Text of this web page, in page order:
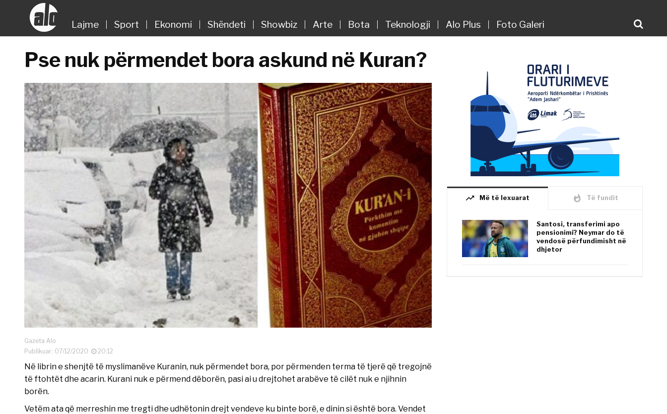
Lajme Sport Ekonomi Shëndeti Showbiz Arte Bota Teknologji Alo Plus Foto Galeri
Pse nuk përmendet bora askund në Kuran?
Gazeta Alo
Publikuar: 07/12/2020
20:12
Në librin e shenjtë të myslimanëve Kuranin, nuk përmendet bora, por përmenden terma të tjerë që tregojnë
të ftohtët dhe acarin. Kurani nuk e përmend dëborën, pasi ai u drejtohet arabëve të cilët nuk e njihnin
borën.
Vetëm ata që merreshin me tregti dhe udhëtonin drejt vendeve ku binte borë, e dinin si është bora. Vendet
trending_up Më të lexuarat whatshot Të fundit
Santosi, transferimi apo
pensionimi? Neymar do të
vendosë përfundimisht në
dhjetor